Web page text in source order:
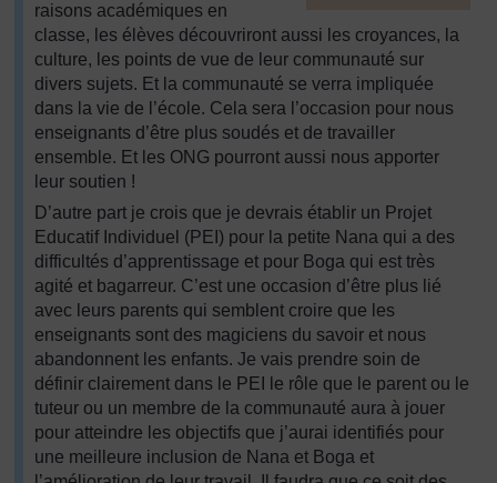
raisons académiques en
classe, les élèves découvriront aussi les croyances, la
culture, les points de vue de leur communauté sur
divers sujets. Et la communauté se verra impliquée
dans la vie de l’école. Cela sera l’occasion pour nous
enseignants d’être plus soudés et de travailler
ensemble. Et les ONG pourront aussi nous apporter
leur soutien !
D’autre part je crois que je devrais établir un Projet
Educatif Individuel (PEI) pour la petite Nana qui a des
difficultés d’apprentissage et pour Boga qui est très
agité et bagarreur. C’est une occasion d’être plus lié
avec leurs parents qui semblent croire que les
enseignants sont des magiciens du savoir et nous
abandonnent les enfants. Je vais prendre soin de
définir clairement dans le PEI le rôle que le parent ou le
tuteur ou un membre de la communauté aura à jouer
pour atteindre les objectifs que j’aurai identifiés pour
une meilleure inclusion de Nana et Boga et